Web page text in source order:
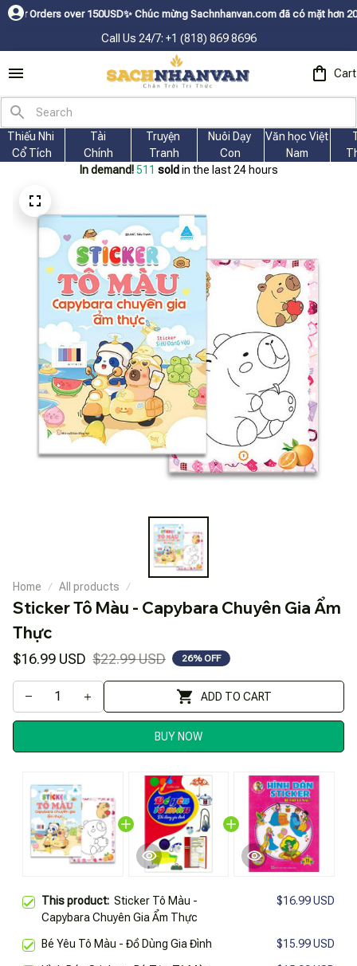
150USDㅤ✨Chúc mừng Sachnhanvan.com đã có mặt hơn 200 quốc gia
Call Us 24/7: +1 (818) 869 8696
Cart
Thiếu Nhi
Cổ Tích
Tài
Chính
Truyện
Tranh
Nuôi Dạy
Con
Văn học Việt
Nam
In demand! 513 sold in the last 24 hours
Home All products
Sticker Tô Màu - Capybara Chuyên Gia Ẩm
Thực
$16.99 USD $22.99 USD 26% OFF
ADD TO CART
BUY NOW
This product: Sticker Tô Màu -
Capybara Chuyên Gia Ẩm Thực
$16.99 USD
Bé Yêu Tô Màu - Đồ Dùng Gia Đình $15.99 USD